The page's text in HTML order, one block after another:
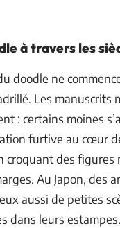
à travers les
doodle ne
Les manuscrits
: certains moines
furtive au cœur
croquant des figures
Au Japon, des
aussi de petites
dans leurs